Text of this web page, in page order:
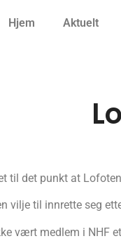
Hjem Aktuelt
til det punkt at
vilje til innrette seg
vært medlem i NHF